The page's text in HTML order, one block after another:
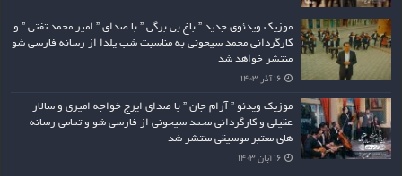
موزیک ویدئوی جدید ” باغ بی برگی ” با صدای ” امیر محمد تفتی ” و
کارگردانی محمد سیحونی به مناسبت شب یلدا از رسانه فارسی شو
منتشر خواهد شد
۱۶ آذر ۱۴۰۳
موزیک ویدئو ” آرام جان ” با صدای ایرج خواجه امیری و سالار
عقیلی و کارگردانی محمد سیحونی از فارسی شو و تمامی رسانه
های معتبر موسیقی منتشر شد
۱۶ آبان ۱۴۰۳